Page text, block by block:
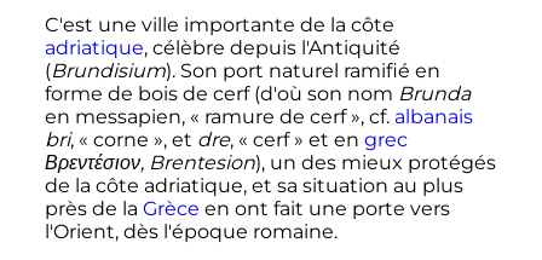
C'est une ville importante de la côte
adriatique, célèbre depuis l'Antiquité
(Brundisium). Son port naturel ramifié en
forme de bois de cerf (d'où son nom Brunda
en messapien, « ramure de cerf », cf. albanais
bri, « corne », et dre, « cerf » et en grec
Βρεντέσιον, Brentesion), un des mieux protégés
de la côte adriatique, et sa situation au plus
près de la Grèce en ont fait une porte vers
l'Orient, dès l'époque romaine.